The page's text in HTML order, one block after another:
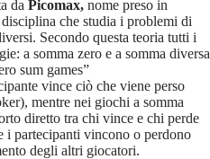
da Picomax, nome preso in
che studia i problemi di
Secondo questa teoria tutti i
a somma zero e a somma diversa
sum games”
vince ciò che viene perso
mentre nei giochi a somma
diretto tra chi vince e chi perde
i partecipanti vincono o perdono
degli altri giocatori.